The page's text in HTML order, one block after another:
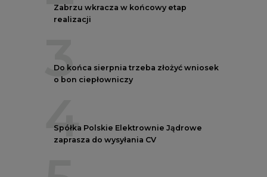
Zabrzu wkracza w końcowy etap
realizacji
3
Do końca sierpnia trzeba złożyć wniosek
o bon ciepłowniczy
4
Spółka Polskie Elektrownie Jądrowe
zaprasza do wysyłania CV